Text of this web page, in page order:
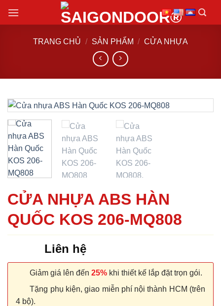
đến
TRANG CHỦ / SẢN PHẨM / CỬA NHỰA
CỬA NHỰA ABS HÀN
QUỐC KOS 206-MQ808
Liên hệ
Giảm giá lên đến 25% khi thiết kế lắp đặt trọn gói.
Tặng phụ kiện, giao miễn phí nội thành HCM (trên
4 bộ).